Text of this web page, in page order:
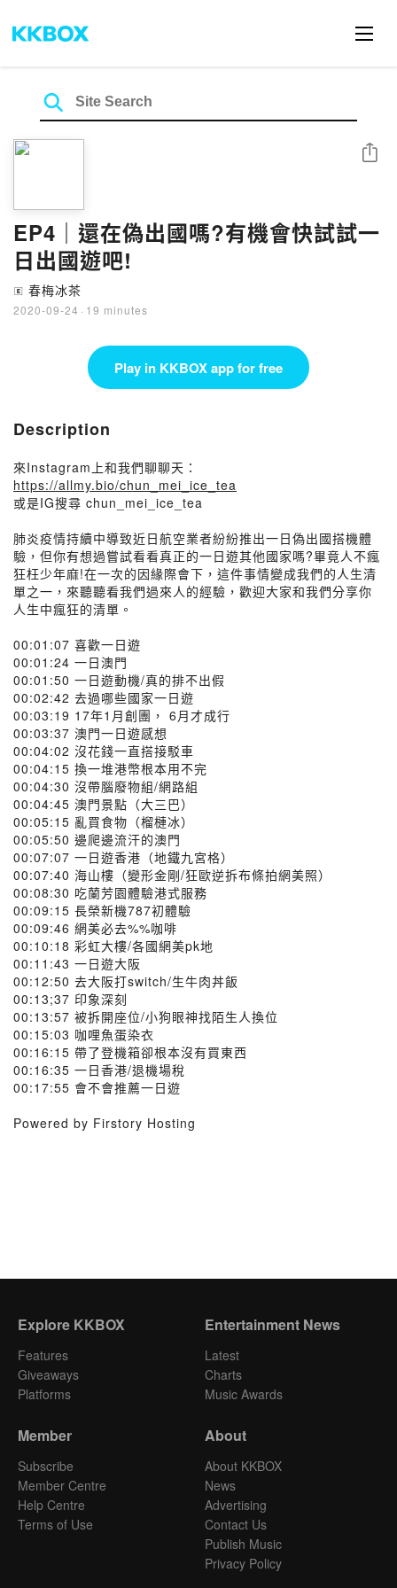
EP4｜還在偽出國嗎?有機會快試試一
日出國遊吧!
🄴 春梅冰茶
2020-09-24 · 19 minutes
Share
Play in KKBOX app for free
Description
來Instagram上和我們聊聊天：
https://allmy.bio/chun_mei_ice_tea
或是IG搜尋 chun_mei_ice_tea
肺炎疫情持續中導致近日航空業者紛紛推出一日偽出國搭機體
驗，但你有想過嘗試看看真正的一日遊其他國家嗎?畢竟人不瘋
狂枉少年麻!在一次的因緣際會下，這件事情變成我們的人生清
單之一，來聽聽看我們過來人的經驗，歡迎大家和我們分享你
人生中瘋狂的清單。
00:01:07 喜歡一日遊
00:01:24 一日澳門
00:01:50 一日遊動機/真的排不出假
00:02:42 去過哪些國家一日遊
00:03:19 17年1月創團， 6月才成行
00:03:37 澳門一日遊感想
00:04:02 沒花錢一直搭接駁車
00:04:15 換一堆港幣根本用不完
00:04:30 沒帶腦廢物組/網路組
00:04:45 澳門景點（大三巴）
00:05:15 亂買食物（榴槤冰）
00:05:50 邊爬邊流汗的澳門
00:07:07 一日遊香港（地鐵九宮格）
00:07:40 海山樓（變形金剛/狂歐逆拆布條拍網美照）
00:08:30 吃蘭芳園體驗港式服務
00:09:15 長榮新機787初體驗
00:09:46 網美必去%%咖啡
00:10:18 彩虹大樓/各國網美pk地
00:11:43 一日遊大阪
00:12:50 去大阪打switch/生牛肉丼飯
00:13;37 印象深刻
00:13:57 被拆開座位/小狗眼神找陌生人換位
00:15:03 咖哩魚蛋染衣
00:16:15 帶了登機箱卻根本沒有買東西
00:16:35 一日香港/退機場稅
00:17:55 會不會推薦一日遊
Powered by Firstory Hosting
Explore KKBOX
Features
Giveaways
Platforms
Entertainment News
Latest
Charts
Music Awards
Member
Subscribe
Member Centre
Help Centre
Terms of Use
About
About KKBOX
News
Advertising
Contact Us
Publish Music
Privacy Policy